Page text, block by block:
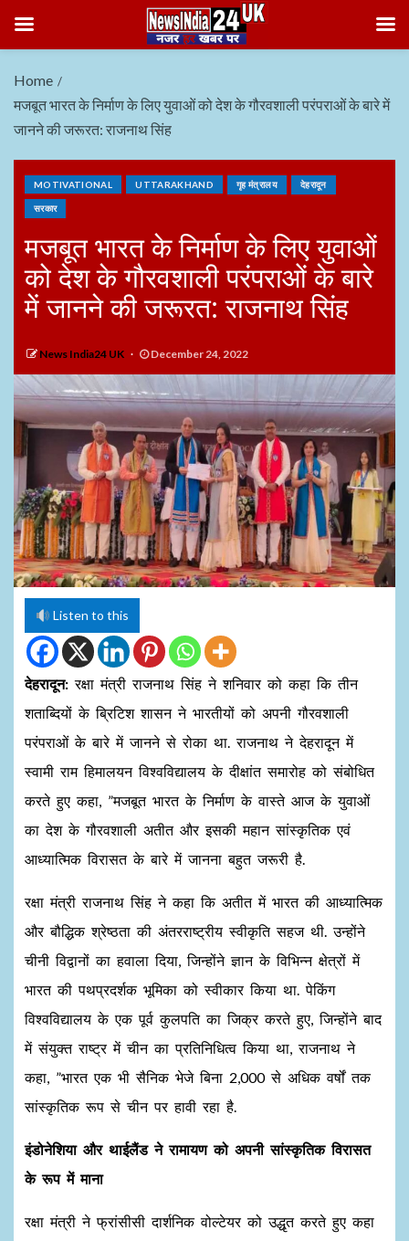
Home
मजबूत भारत के निर्माण के लिए युवाओं को देश के गौरवशाली परंपराओं के बारे में
जानने की जरूरत: राजनाथ सिंह
MOTIVATIONAL UTTARAKHAND गृह मंत्रालय देहरादून
सरकार
मजबूत भारत के निर्माण के लिए युवाओं
को देश के गौरवशाली परंपराओं के बारे
में जानने की जरूरत: राजनाथ सिंह
News India24 UK December 24, 2022
Listen to this
देहरादून: रक्षा मंत्री राजनाथ सिंह ने शनिवार को कहा कि तीन
शताब्दियों के ब्रिटिश शासन ने भारतीयों को अपनी गौरवशाली
परंपराओं के बारे में जानने से रोका था. राजनाथ ने देहरादून में
स्वामी राम हिमालयन विश्वविद्यालय के दीक्षांत समारोह को संबोधित
करते हुए कहा, ”मजबूत भारत के निर्माण के वास्ते आज के युवाओं
का देश के गौरवशाली अतीत और इसकी महान सांस्कृतिक एवं
आध्यात्मिक विरासत के बारे में जानना बहुत जरूरी है.
रक्षा मंत्री राजनाथ सिंह ने कहा कि अतीत में भारत की आध्यात्मिक
और बौद्धिक श्रेष्ठता की अंतरराष्ट्रीय स्वीकृति सहज थी. उन्होंने
चीनी विद्वानों का हवाला दिया, जिन्होंने ज्ञान के विभिन्न क्षेत्रों में
भारत की पथप्रदर्शक भूमिका को स्वीकार किया था. पेकिंग
विश्वविद्यालय के एक पूर्व कुलपति का जिक्र करते हुए, जिन्होंने बाद
में संयुक्त राष्ट्र में चीन का प्रतिनिधित्व किया था, राजनाथ ने
कहा, ”भारत एक भी सैनिक भेजे बिना 2,000 से अधिक वर्षों तक
सांस्कृतिक रूप से चीन पर हावी रहा है.
इंडोनेशिया और थाईलैंड ने रामायण को अपनी सांस्कृतिक विरासत
के रूप में माना
रक्षा मंत्री ने फ्रांसीसी दार्शनिक वोल्टेयर को उद्धृत करते हुए कहा